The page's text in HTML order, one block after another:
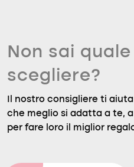
Non sai
scegliere?
Il nostro consigliere ti
che meglio si adatta a te,
per fare loro il miglior